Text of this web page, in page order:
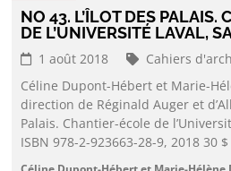
NO 43. L’ÎLOT DES PALAIS.
DE L’UNIVERSITÉ LAVAL,
1 août 2018
Cahiers
Céline Dupont-Hébert et Marie-
direction de Réginald Auger et
Palais. Chantier-école de
ISBN 978-2-923663-28-9, 2018 30 $